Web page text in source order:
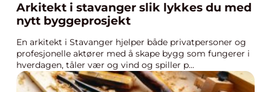
Arkitekt i stavanger slik lykkes du med
nytt byggeprosjekt
En arkitekt i Stavanger hjelper både privatpersoner og
profesjonelle aktører med å skape bygg som fungerer i
hverdagen, tåler vær og vind og spiller p...